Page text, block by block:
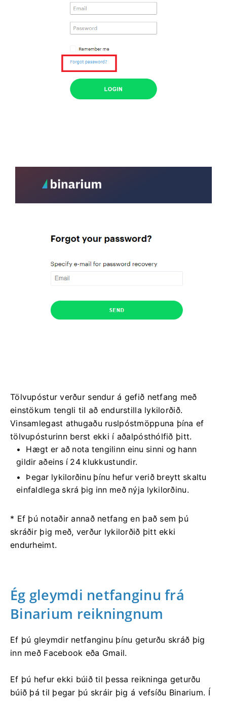
Tölvupóstur verður sendur á gefið netfang með
einstökum tengli til að endurstilla lykilorðið.
Vinsamlegast athugaðu ruslpóstmöppuna þína ef
tölvupósturinn berst ekki í aðalpósthólfið þitt.
Hægt er að nota tengilinn einu sinni og hann
gildir aðeins í 24 klukkustundir.
Þegar lykilorðinu þínu hefur verið breytt skaltu
einfaldlega skrá þig inn með nýja lykilorðinu.
* Ef þú notaðir annað netfang en það sem þú
skráðir þig með, verður lykilorðið þitt ekki
endurheimt.
Ég gleymdi netfanginu frá
Binarium reikningnum
Ef þú gleymdir netfanginu þínu geturðu skráð þig
inn með Facebook eða Gmail.
Ef þú hefur ekki búið til þessa reikninga geturðu
búið þá til þegar þú skráir þig á vefsíðu Binarium. Í